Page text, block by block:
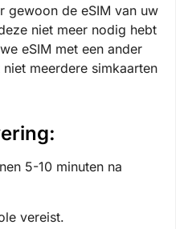
gewoon de eSIM van uw
niet meer nodig hebt
eSIM met een ander
meerdere simkaarten
5-10 minuten na
vereist.